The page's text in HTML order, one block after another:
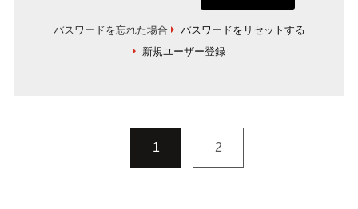
パスワードを忘れた場合
パスワードをリセットする
新規ユーザー登録
1 2